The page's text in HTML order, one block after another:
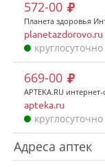
572-00
Планета здоровья
planetazdorovo.ru
круглосуточно
669-00
APTEKA.RU
apteka.ru
круглосуточно
Адреса аптек